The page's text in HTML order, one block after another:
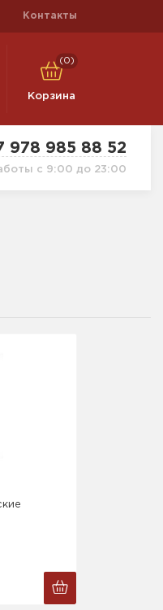
Контакты
(0)
Корзина
978 985 88 52
с 9:00 до 23:00